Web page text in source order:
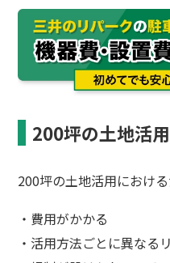
200坪の土地活
200坪の土地活用におけ
・費用がかかる
・活用方法ごとに異なる